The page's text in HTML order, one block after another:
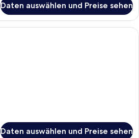
Daten auswählen und Preise sehen
Ein Schlafzimmer mit zwei Betten,
Daten auswählen und Preise sehen